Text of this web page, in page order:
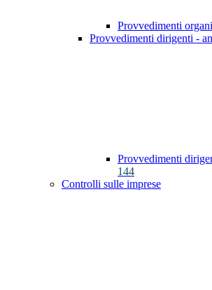
Provvedimenti
Provvedimenti dirigenti -
Provvedimenti
144
Controlli sulle imprese